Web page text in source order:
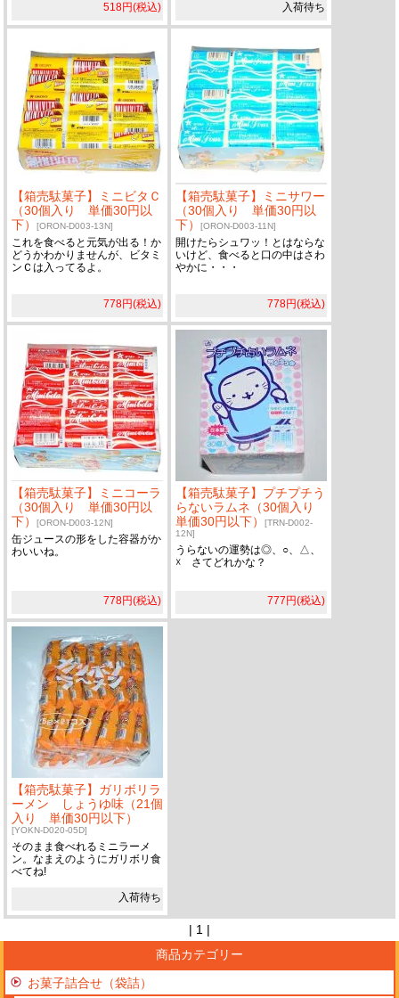
518円(税込) 入荷待ち
【箱売駄菓子】ミニビタＣ
（30個入り 単価30円以
下）[ORON-D003-13N]
これを食べると元気が出る！か
どうかわかりませんが、ビタミ
ンＣは入ってるよ。
778円(税込)
【箱売駄菓子】ミニサワー
（30個入り 単価30円以
下）[ORON-D003-11N]
開けたらシュワッ！とはならな
いけど、食べると口の中はさわ
やかに・・・
778円(税込)
【箱売駄菓子】ミニコーラ
（30個入り 単価30円以
下）[ORON-D003-12N]
缶ジュースの形をした容器がか
わいいね。
778円(税込)
【箱売駄菓子】プチプチう
らないラムネ（30個入り
単価30円以下）[TRN-D002-
12N]
うらないの運勢は◎、○、△、
☓ さてどれかな？
777円(税込)
【箱売駄菓子】ガリボリラ
ーメン しょうゆ味（21個
入り 単価30円以下）
[YOKN-D020-05D]
そのまま食べれるミニラーメ
ン。なまえのようにガリボリ食
べてね!
入荷待ち
| 1 |
商品カテゴリー
お菓子詰合せ（袋詰）